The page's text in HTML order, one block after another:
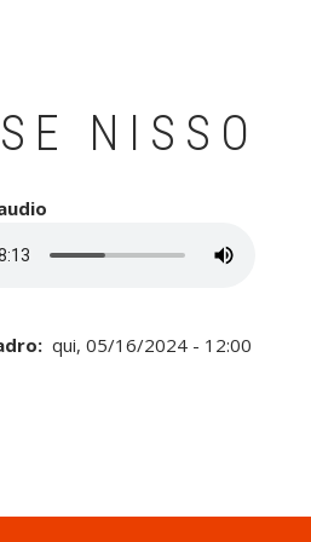
NISSO
qui, 05/16/2024 - 12:00